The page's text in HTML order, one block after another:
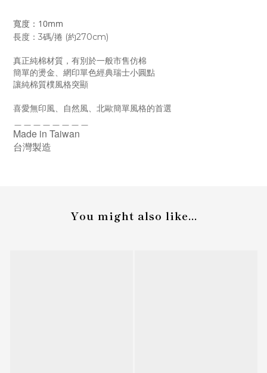
寬度：10mm
長度：3碼/捲 (約270cm)
真正純棉材質，有別於一般市售仿棉
簡單的燙金、網印單色經典瑞士小圓點
讓純棉質樸風格突顯
喜愛無印風、自然風、北歐簡單風格的首選
Made in Taiwan
台灣製造
You might also like...